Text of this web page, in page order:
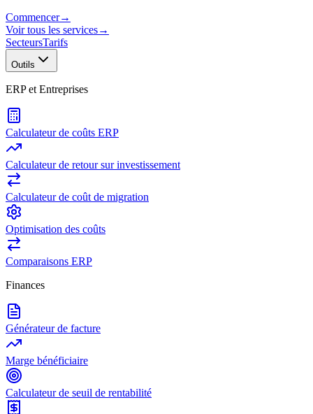
Commencer→
Voir tous les services→
SecteursTarifs
Outils
ERP et Entreprises
Calculateur de coûts ERP
Calculateur de retour sur investissement
Calculateur de coût de migration
Optimisation des coûts
Comparaisons ERP
Finances
Générateur de facture
Marge bénéficiaire
Calculateur de seuil de rentabilité